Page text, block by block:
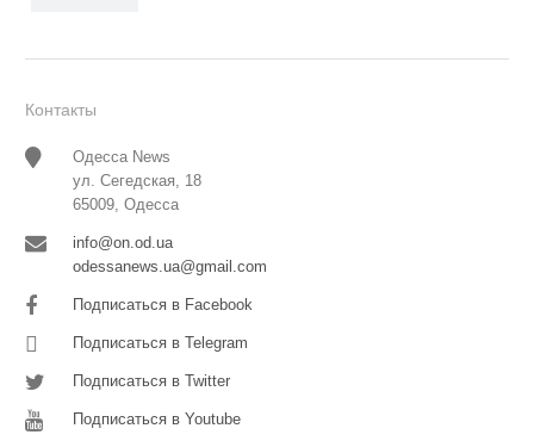
Контакты
Одесса News
ул. Сегедская, 18
65009, Одесса
info@on.od.ua
odessanews.ua@gmail.com
Подписаться в Facebook
Подписаться в Telegram
Подписаться в Twitter
Подписаться в Youtube